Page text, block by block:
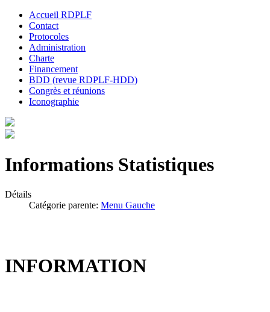
Accueil RDPLF
Contact
Protocoles
Administration
Charte
Financement
BDD (revue RDPLF-HDD)
Congrès et réunions
Iconographie
Informations Statistiques
Détails
Catégorie parente: Menu Gauche
INFORMATION